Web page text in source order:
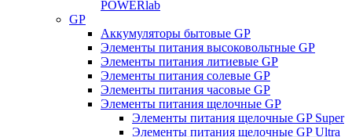
POWERlab
GP
Аккумуляторы бытовые GP
Элементы питания высоковольтные GP
Элементы питания литиевые GP
Элементы питания солевые GP
Элементы питания часовые GP
Элементы питания щелочные GP
Элементы питания щелочные GP Super
Элементы питания щелочные GP Ultra